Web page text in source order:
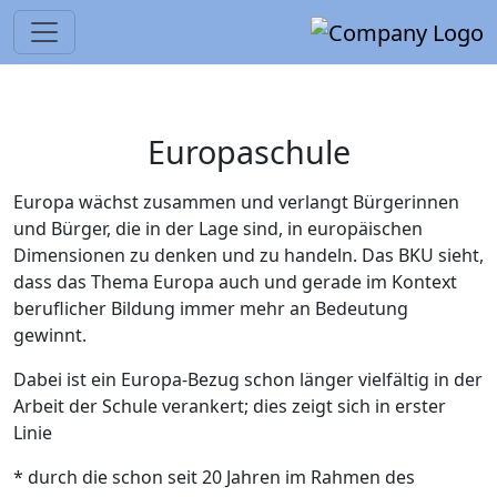
Europaschule
Europa wächst zusammen und verlangt Bürgerinnen
und Bürger, die in der Lage sind, in europäischen
Dimensionen zu denken und zu handeln. Das BKU sieht,
dass das Thema Europa auch und gerade im Kontext
beruflicher Bildung immer mehr an Bedeutung
gewinnt.
Dabei ist ein Europa-Bezug schon länger vielfältig in der
Arbeit der Schule verankert; dies zeigt sich in erster
Linie
* durch die schon seit 20 Jahren im Rahmen des